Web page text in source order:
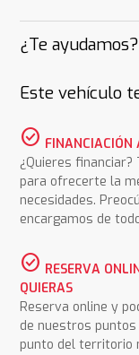
¿Te ayudamos?
Este vehículo
check_circle FINANCIACIÓN
¿Quieres
para ofrecerte la
necesidades.
encargamos de
check_circle RESERVA
QUIERAS
Reserva online y
de nuestros
punto del territorio